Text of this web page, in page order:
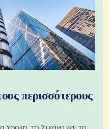
περισσότερους